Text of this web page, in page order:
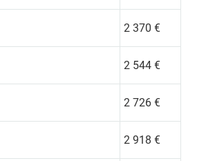
2 370 €
2 544 €
2 726 €
2 918 €